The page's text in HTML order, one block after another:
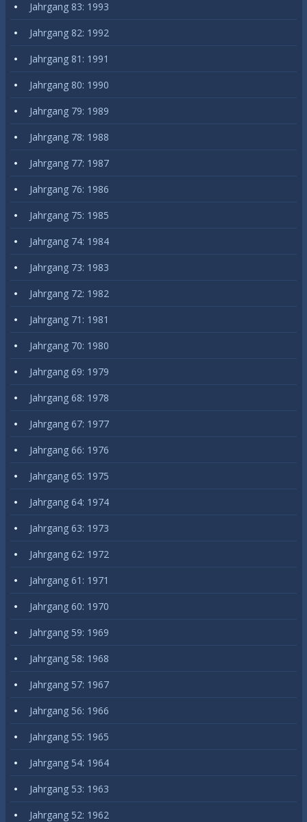
Jahrgang 83: 1993
Jahrgang 82: 1992
Jahrgang 81: 1991
Jahrgang 80: 1990
Jahrgang 79: 1989
Jahrgang 78: 1988
Jahrgang 77: 1987
Jahrgang 76: 1986
Jahrgang 75: 1985
Jahrgang 74: 1984
Jahrgang 73: 1983
Jahrgang 72: 1982
Jahrgang 71: 1981
Jahrgang 70: 1980
Jahrgang 69: 1979
Jahrgang 68: 1978
Jahrgang 67: 1977
Jahrgang 66: 1976
Jahrgang 65: 1975
Jahrgang 64: 1974
Jahrgang 63: 1973
Jahrgang 62: 1972
Jahrgang 61: 1971
Jahrgang 60: 1970
Jahrgang 59: 1969
Jahrgang 58: 1968
Jahrgang 57: 1967
Jahrgang 56: 1966
Jahrgang 55: 1965
Jahrgang 54: 1964
Jahrgang 53: 1963
Jahrgang 52: 1962